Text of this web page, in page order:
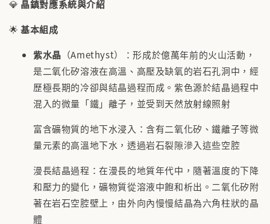
💎 晶鎮對應系統與介紹
🌟基本組成
紫水晶 （Amethyst）：形成於億萬年前的火山活動，
是二氧化矽溶液在高溫、高壓及缺氧的岩石孔洞中，經
歷極長期的冷卻與結晶過程而成。紫色源於結晶過程中
混入的微量「鐵」離子，並受到天然放射線照射
富含礦物質的地下水浸入：含有二氧化矽、鐵離子等微
量元素的高溫地下水，透過岩石裂隙滲入這些空腔
漫長結晶過程：在漫長的地質年代中，隨著溫度的下降
和壓力的變化，礦物質從溶液中飽和析出。二氧化矽附
著在岩石空腔壁上，由外向內慢慢結晶為六角柱狀的晶
體